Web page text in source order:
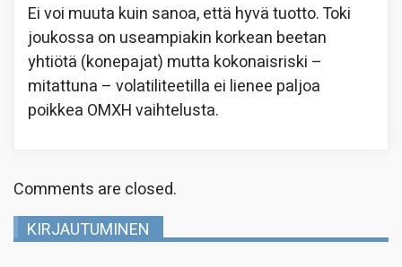
Ei voi muuta kuin sanoa, että hyvä tuotto. Toki
joukossa on useampiakin korkean beetan
yhtiötä (konepajat) mutta kokonaisriski –
mitattuna – volatiliteetilla ei lienee paljoa
poikkea OMXH vaihtelusta.
Comments are closed.
KIRJAUTUMINEN